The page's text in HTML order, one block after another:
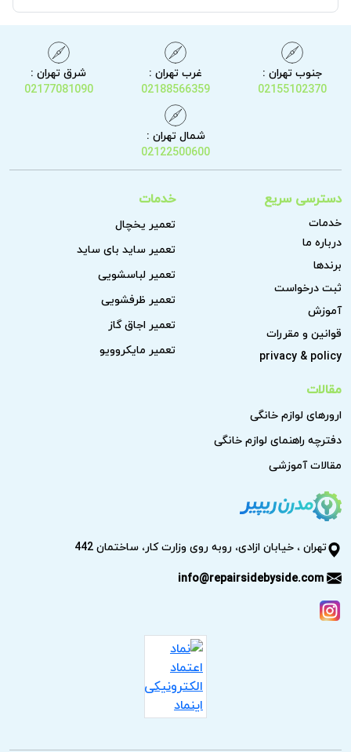
جنوب تهران :
02155102370
غرب تهران :
02188566359
شرق تهران :
02177081090
شمال تهران :
02122500600
دسترسی سریع
خدمات
درباره ما
برندها
ثبت درخواست
آموزش
قوانین و مقررات
privacy & policy
خدمات
تعمیر یخچال
تعمیر ساید بای ساید
تعمیر لباسشویی
تعمیر ظرفشویی
تعمیر اجاق گاز
تعمیر مایکروویو
مقالات
ارورهای لوازم خانگی
دفترچه راهنمای لوازم خانگی
مقالات آموزشی
تهران ، خیابان ازادی، روبه روی وزارت کار، ساختمان 442
info@repairsidebyside.com